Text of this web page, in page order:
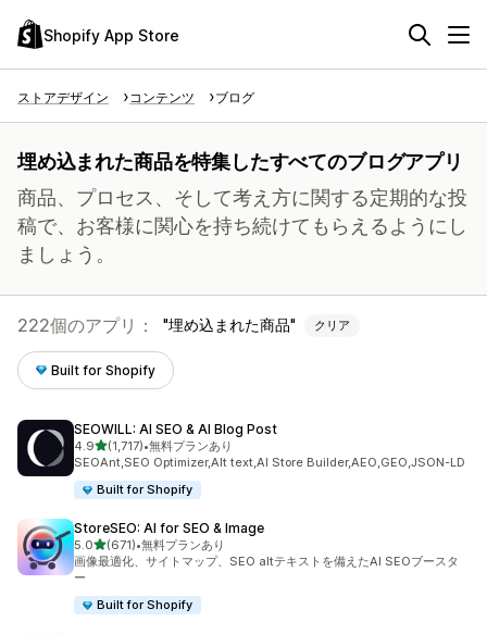
Shopify App Store
ストアデザイン コンテンツ ブログ
埋め込まれた商品を特集したすべてのブログアプリ
商品、プロセス、そして考え方に関する定期的な投
稿で、お客様に関心を持ち続けてもらえるようにし
ましょう。
222個のアプリ： 埋め込まれた商品 クリア
Built for Shopify
SEOWILL: AI SEO & AI Blog Post
4.95つ星中
(1,717)
合計レビュー数：1717件
•無料プランあり
SEOAnt,SEO Optimizer,Alt text,AI Store Builder,AEO,GEO,JSON-LD
Built for Shopify
StoreSEO: AI for SEO & Image
5.05つ星中
(671)
合計レビュー数：671件
•無料プランあり
画像最適化、サイトマップ、SEO altテキストを備えたAI SEOブースタ
ー
Built for Shopify